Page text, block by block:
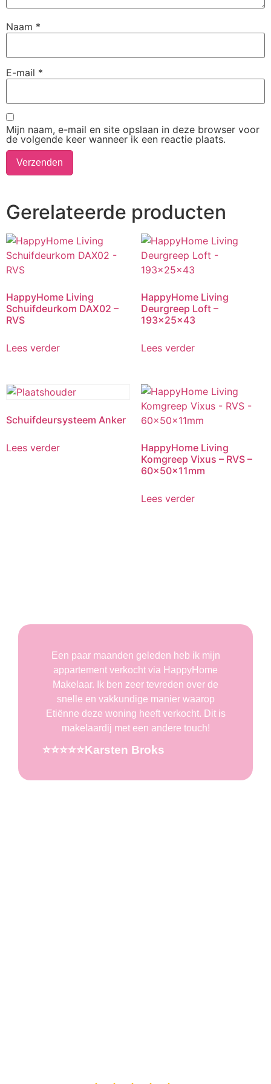
Naam *
E-mail *
Mijn naam, e-mail en site opslaan in deze browser voor
de volgende keer wanneer ik een reactie plaats.
Gerelateerde producten
HappyHome Living
Schuifdeurkom DAX02 –
RVS
Lees verder
HappyHome Living
Deurgreep Loft –
193x25x43
Lees verder
Schuifdeursysteem Anker
Lees verder
HappyHome Living
Komgreep Vixus – RVS –
60x50x11mm
Lees verder
Een paar maanden geleden heb ik mijn
appartement verkocht via HappyHome
Makelaar. Ik ben zeer tevreden over de
snelle en vakkundige manier waarop
Etiënne deze woning heeft verkocht. Dit is
makelaardij met een andere touch!
⭐️⭐️⭐️⭐️⭐️Karsten Broks